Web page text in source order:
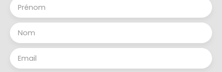
Prénom
Nom
Email